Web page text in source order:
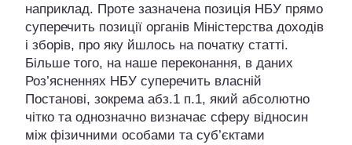
наприклад. Проте зазначена позиція НБУ прямо
суперечить позиції органів Міністерства доходів
і зборів, про яку йшлось на початку статті.
Більше того, на наше переконання, в даних
Роз’ясненнях НБУ суперечить власній
Постанові, зокрема абз.1 п.1, який абсолютно
чітко та однозначно визначає сферу відносин
між фізичними особами та суб’єктами